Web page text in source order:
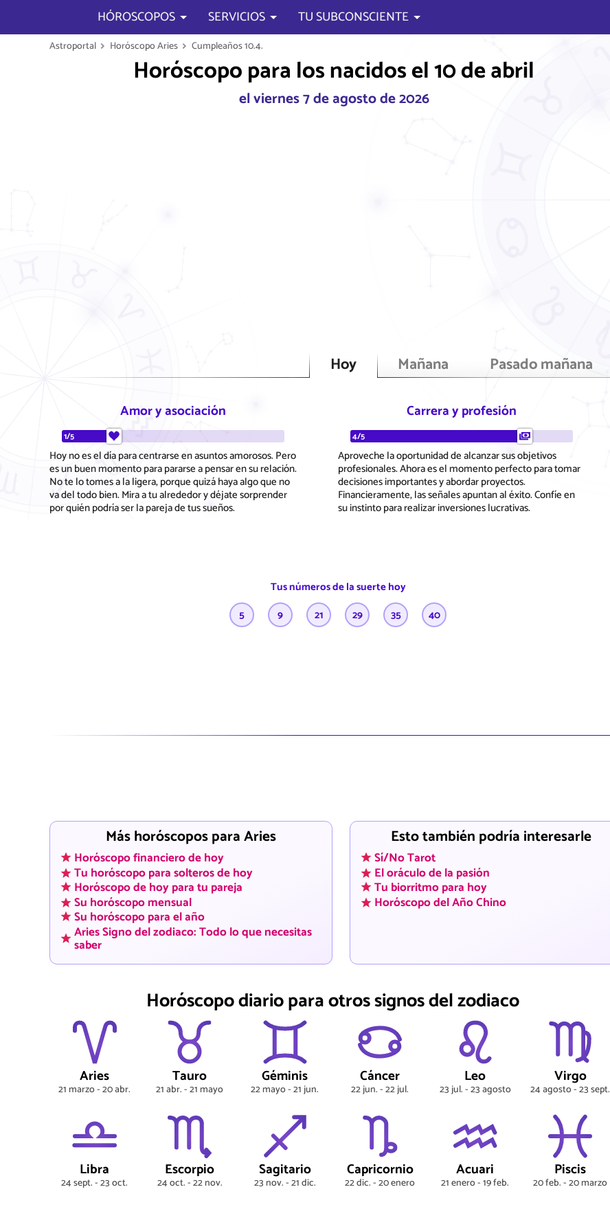
HÓROSCOPOS SERVICIOS TU SUBCONSCIENTE
Astroportal Horóscopo Aries Cumpleaños 10.4.
Horóscopo para los nacidos el 10 de abril
el viernes 7 de agosto de 2026
Hoy Mañana Pasado mañana
Amor y asociación
1/5
Hoy no es el día para centrarse en asuntos amorosos. Pero
es un buen momento para pararse a pensar en su relación.
No te lo tomes a la ligera, porque quizá haya algo que no
va del todo bien. Mira a tu alrededor y déjate sorprender
por quién podría ser la pareja de tus sueños.
Carrera y profesión
4/5
Aproveche la oportunidad de alcanzar sus objetivos
profesionales. Ahora es el momento perfecto para tomar
decisiones importantes y abordar proyectos.
Financieramente, las señales apuntan al éxito. Confíe en
su instinto para realizar inversiones lucrativas.
Tus números de la suerte hoy
5
9 21 29 35 40
Más horóscopos para Aries
Horóscopo financiero de hoy
Tu horóscopo para solteros de hoy
Horóscopo de hoy para tu pareja
Su horóscopo mensual
Su horóscopo para el año
Aries Signo del zodiaco: Todo lo que necesitas
saber
Esto también podría interesarle
Sí/No Tarot
El oráculo de la pasión
Tu biorritmo para hoy
Horóscopo del Año Chino
Horóscopo diario para otros signos del zodiaco
Aries
21 marzo - 20 abr.
Tauro
21 abr. - 21 mayo
Géminis
22 mayo - 21 jun.
Cáncer
22 jun. - 22 jul.
Leo
23 jul. - 23 agosto
Virgo
24 agosto - 23 sept.
Libra
24 sept. - 23 oct.
Escorpio
24 oct. - 22 nov.
Sagitario
23 nov. - 21 dic.
Capricornio
22 dic. - 20 enero
Acuari
21 enero - 19 feb.
Piscis
20 feb. - 20 marzo